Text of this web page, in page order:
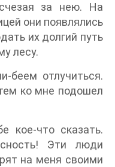
за нею. На
они появлялись
их долгий путь
лесу.
отлучиться.
ко мне подошел
кое-что сказать.
Эти люди
на меня своими